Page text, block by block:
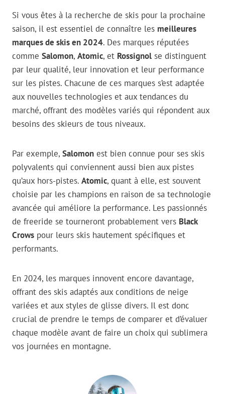
Si vous êtes à la recherche de skis pour la prochaine
saison, il est essentiel de connaître les meilleures
marques de skis en 2024. Des marques réputées
comme Salomon, Atomic, et Rossignol se distinguent
par leur qualité, leur innovation et leur performance
sur les pistes. Chacune de ces marques s’est adaptée
aux nouvelles technologies et aux tendances du
marché, offrant des modèles variés qui répondent aux
besoins des skieurs de tous niveaux.
Par exemple, Salomon est bien connue pour ses skis
polyvalents qui conviennent aussi bien aux pistes
qu’aux hors-pistes. Atomic, quant à elle, est souvent
choisie par les champions en raison de sa technologie
avancée qui améliore la performance. Les passionnés
de freeride se tourneront probablement vers Black
Crows pour leurs skis hautement spécifiques et
performants.
En 2024, les marques innovent encore davantage,
offrant des skis adaptés aux conditions de neige
variées et aux styles de glisse divers. Il est donc
crucial de prendre le temps de comparer et d’évaluer
chaque modèle avant de faire un choix qui sublimera
vos journées en montagne.